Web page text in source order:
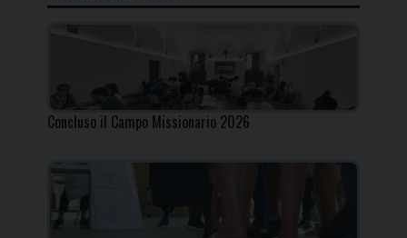
Concluso il Campo Missionario 2026